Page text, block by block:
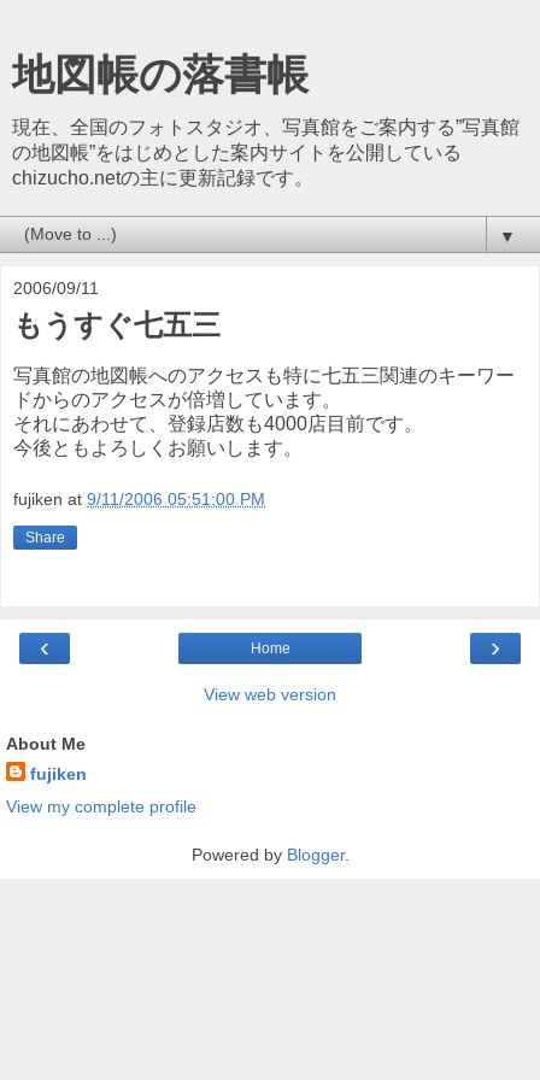
地図帳の落書帳
現在、全国のフォトスタジオ、写真館をご案内する”写真館
の地図帳”をはじめとした案内サイトを公開している
chizucho.netの主に更新記録です。
▼
2006/09/11
もうすぐ七五三
写真館の地図帳へのアクセスも特に七五三関連のキーワー
ドからのアクセスが倍増しています。
それにあわせて、登録店数も4000店目前です。
今後ともよろしくお願いします。
fujiken at 9/11/2006 05:51:00 PM
Share
‹ ›
Home
View web version
About Me
fujiken
View my complete profile
Powered by Blogger.